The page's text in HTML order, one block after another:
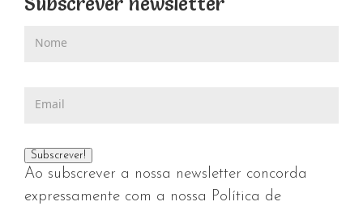
Ao subscrever a nossa newsletter concorda
expressamente com a nossa Política de